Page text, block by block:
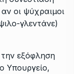
οι ψύχραιμοι
γλεντάνε)
την εξόφληση
Υπουργείο,